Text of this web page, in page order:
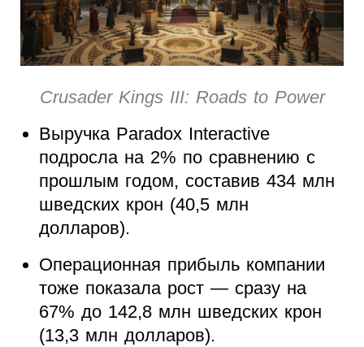
Crusader Kings III: Roads to Power
Выручка Paradox Interactive
подросла на 2% по сравнению с
прошлым годом, составив 434 млн
шведских крон (40,5 млн
долларов).
Операционная прибыль компании
тоже показала рост — сразу на
67% до 142,8 млн шведских крон
(13,3 млн долларов).